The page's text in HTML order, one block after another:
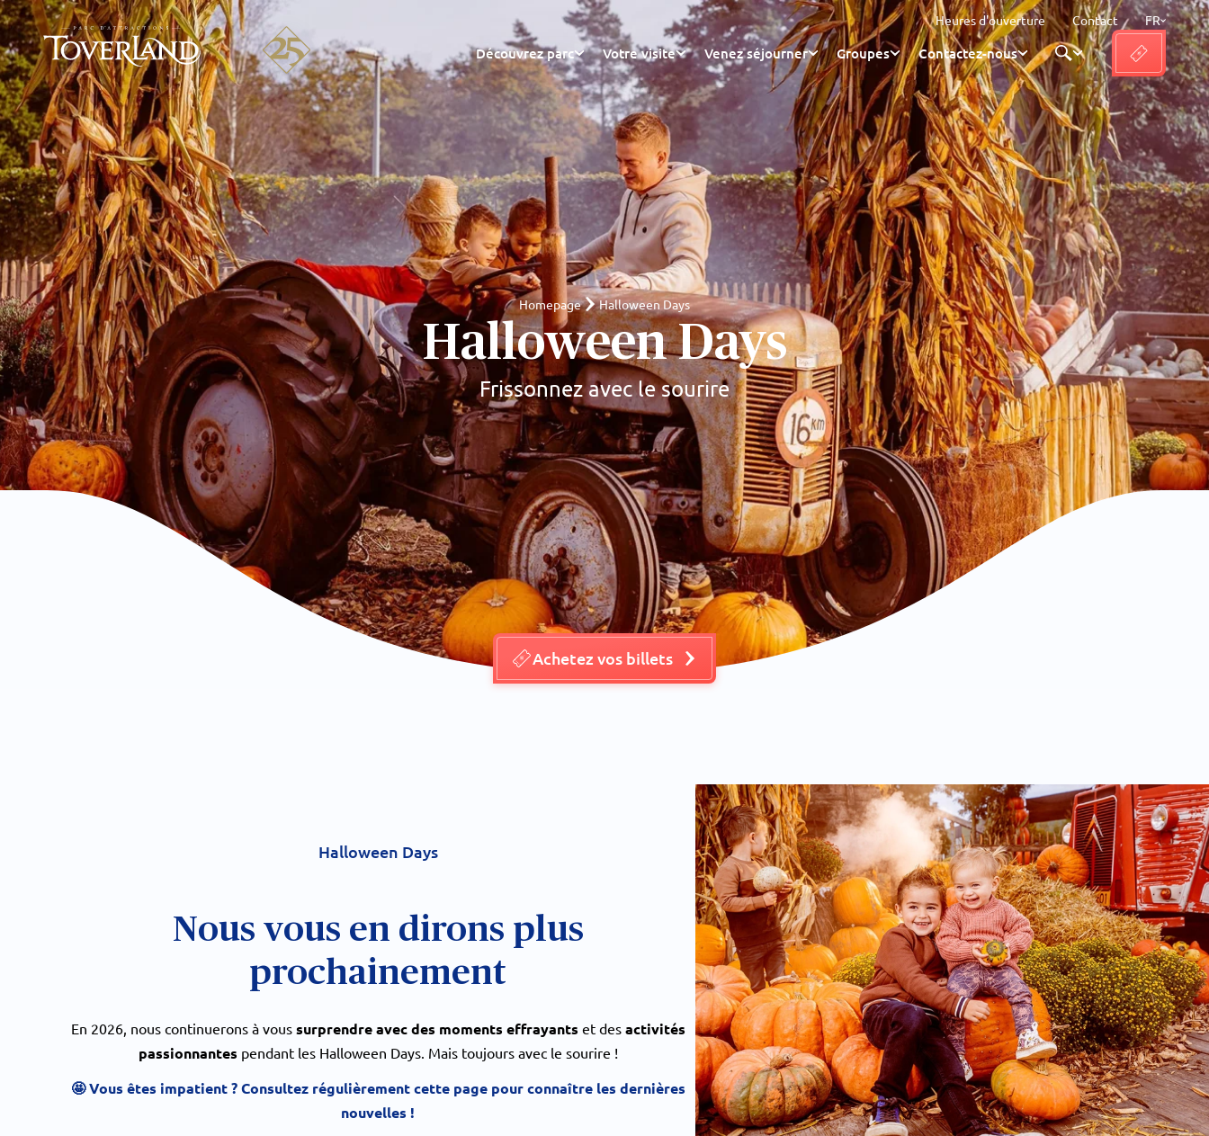
Heures d'ouverture Contact FR
Découvrez parc Votre visite Venez séjourner Groupes Contactez-nous
Homepage Halloween Days
Halloween Days
Frissonnez avec le sourire
Achetez vos billets
Halloween Days
Nous vous en dirons plus
prochainement
En 2026, nous continuerons à vous surprendre avec des moments effrayants et des activités
passionnantes pendant les Halloween Days. Mais toujours avec le sourire !
🤩 Vous êtes impatient ? Consultez régulièrement cette page pour connaître les dernières
nouvelles !